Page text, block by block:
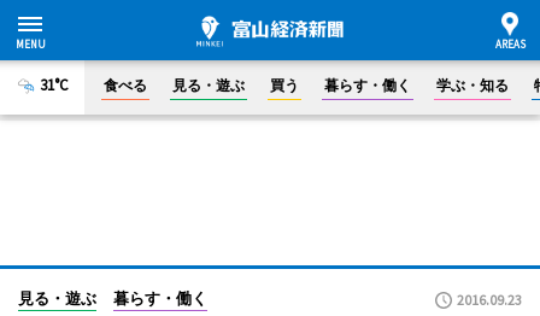
31°C 食べる 見る・遊ぶ 買う 暮らす・働く 学ぶ・知る
見る・遊ぶ 暮らす・働く 2016.09.23